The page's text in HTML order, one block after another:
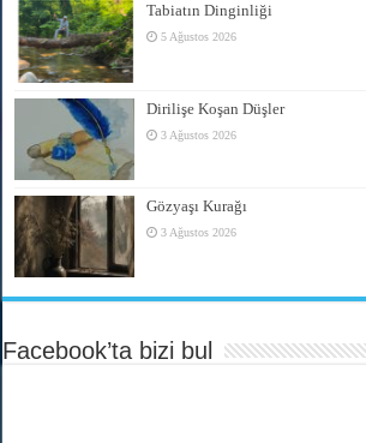
Tabiatın Dinginliği
5 Ağustos 2026
Dirilişe Koşan Düşler
3 Ağustos 2026
Gözyaşı Kurağı
3 Ağustos 2026
Facebook’ta bizi bul